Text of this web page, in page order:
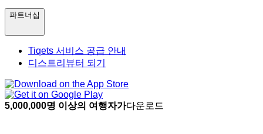
파트너십
Tiqets 서비스 공급 안내
디스트리뷰터 되기
5,000,000명 이상의 여행자가다운로드